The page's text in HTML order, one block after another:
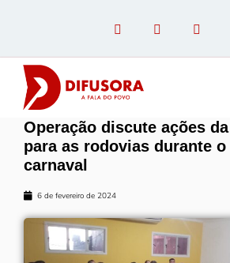
Operação discute ações
para as rodovias durante
carnaval
6 de fevereiro de 2024